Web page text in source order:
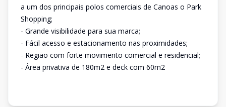
a um dos principais polos comerciais de Canoas o Park
Shopping;
- Grande visibilidade para sua marca;
- Fácil acesso e estacionamento nas proximidades;
- Região com forte movimento comercial e residencial;
- Área privativa de 180m2 e deck com 60m2